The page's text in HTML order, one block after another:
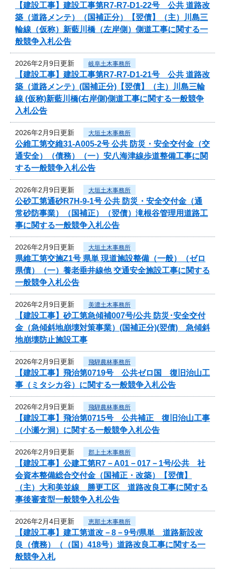
【建設工事】建設工事第R7-R7-D1-22号 公共 道路改
築（道路メンテ）（国補正分）【翌債】（主）川島三
輪線（仮称）新藍川橋（左岸側）側道工事に関する一
般競争入札公告
2026年2月9日更新 岐阜土木事務所
【建設工事】建設工事第R7-R7-D1-21号 公共 道路改
築（道路メンテ）(国補正分)【翌債】（主）川島三輪
線 (仮称)新藍川橋(右岸側)側道工事に関する一般競争
入札公告
2026年2月9日更新 大垣土木事務所
公維工第交維31-A005-2号 公共 防災・安全交付金（交
通安全）（債務）（一）安八海津線歩道整備工事に関
する一般競争入札公告
2026年2月9日更新 大垣土木事務所
公砂工第通砂R7H-9-1号 公共 防災・安全交付金（通
常砂防事業）（国補正）（翌債）滝根谷管理用道路工
事に関する一般競争入札公告
2026年2月9日更新 大垣土木事務所
県維工第交施Z1号 県単 現道施設整備（一般）（ゼロ
県債）（一）養老垂井線他 交通安全施設工事に関する
一般競争入札公告
2026年2月9日更新 美濃土木事務所
【建設工事】砂工第急傾補007号/公共 防災･安全交付
金（急傾斜地崩壊対策事業）(国補正分)(翌債) 急傾斜
地崩壊防止施設工事
2026年2月9日更新 飛騨農林事務所
【建設工事】飛治第0719号 公共ゼロ国 復旧治山工
事（ミタシカ谷）に関する一般競争入札公告
2026年2月9日更新 飛騨農林事務所
【建設工事】飛治第0715号 公共補正 復旧治山工事
（小瀬ケ洞）に関する一般競争入札公告
2026年2月9日更新 郡上土木事務所
【建設工事】公建工第R7－A01－017－1号/公共 社
会資本整備総合交付金（国補正・改築）【翌債】
（主）大和美並線 勝更工区 道路改良工事に関する
事後審査型一般競争入札公告
2026年2月4日更新 恵那土木事務所
【建設工事】建工第道改－8－9号/県単 道路新設改
良（債務）（（国）418号）道路改良工事に関する一
般競争入札